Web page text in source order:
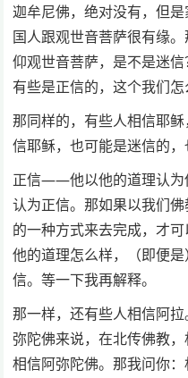
迦牟尼佛，绝对没有，但
国人跟观世音菩萨很有缘
仰观世音菩萨，是不是迷信
有些是正信的，这个我们怎
那同样的，有些人相信耶
信耶稣，也可能是迷信的，
正信——他以他的道理认为
认为正信。那如果以我们
的一种方式来去完成，才可
他的道理怎么样，（即便
信。等一下我再解释。
那一样，还有些人相信阿
弥陀佛来说，在北传佛教
相信阿弥陀佛。那我问你